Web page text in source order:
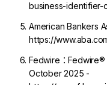
business-identifier-
American Bankers
https://
Fedwire：
October 2025 -